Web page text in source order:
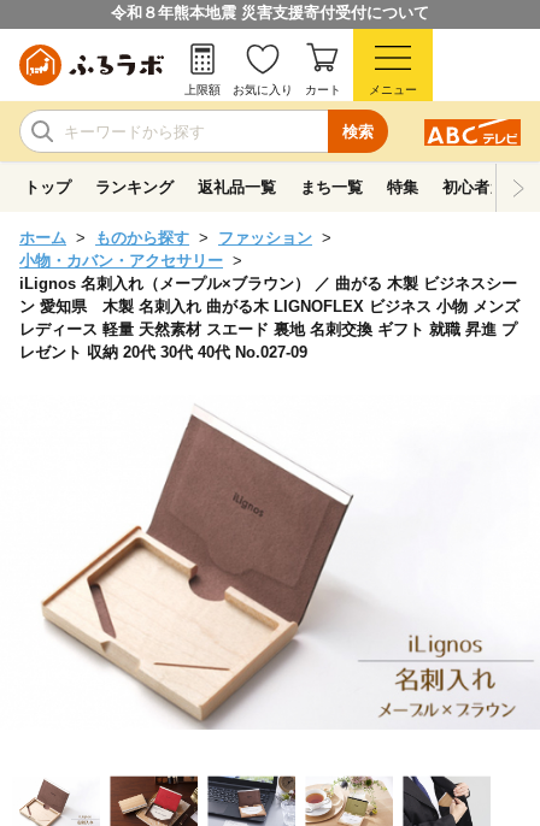
令和８年熊本地震 災害支援寄付受付について
検索
上限額 お気に入り カート メニュー
トップ ランキング 返礼品一覧 まち一覧 特集 初心者ガイド
ホーム ものから探す
ファッション
小物・カバン・アクセサリー
iLignos 名刺入れ（メープル×ブラウン） ／ 曲がる 木製 ビジネスシー
ン 愛知県 木製 名刺入れ 曲がる木 LIGNOFLEX ビジネス 小物 メンズ
レディース 軽量 天然素材 スエード 裏地 名刺交換 ギフト 就職 昇進 プ
レゼント 収納 20代 30代 40代 No.027-09